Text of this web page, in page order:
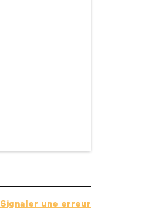
Signaler une erreur